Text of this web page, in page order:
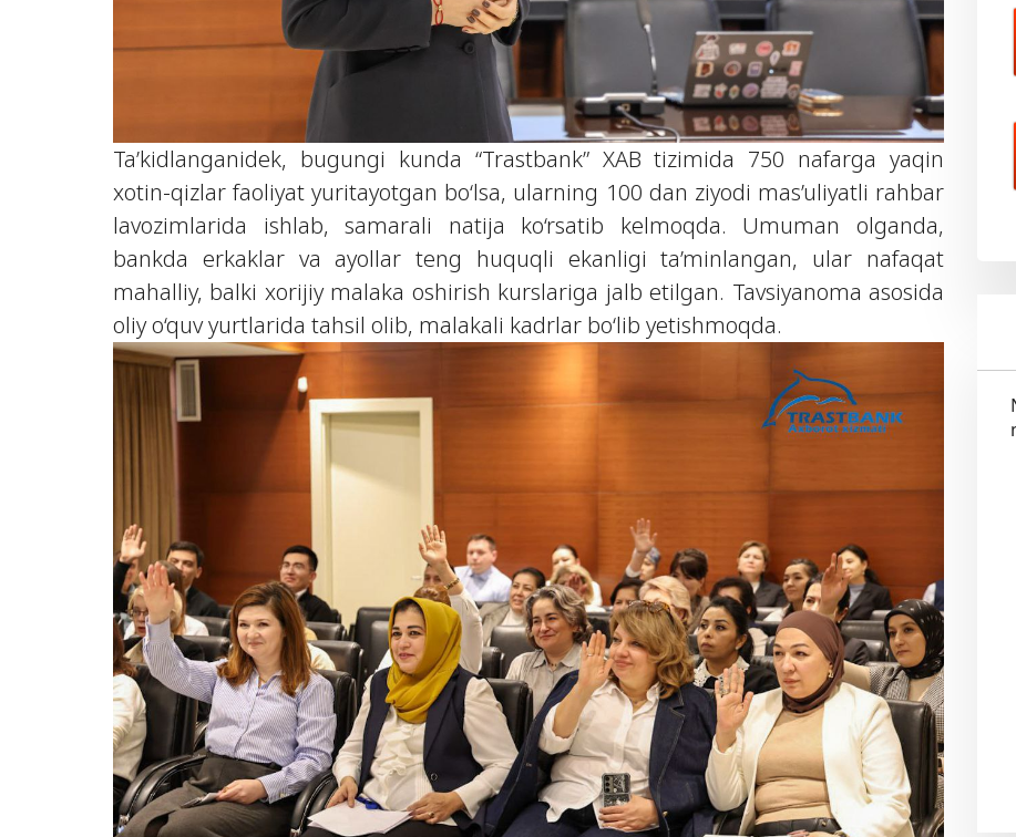
Ta’kidlanganidek, bugungi kunda “Trastbank” XAB tizimida 750 nafarga yaqin
xotin-qizlar faoliyat yuritayotgan bo‘lsa, ularning 100 dan ziyodi mas’uliyatli rahbar
lavozimlarida ishlab, samarali natija ko‘rsatib kelmoqda. Umuman olganda,
bankda erkaklar va ayollar teng huquqli ekanligi ta’minlangan, ular nafaqat
mahalliy, balki xorijiy malaka oshirish kurslariga jalb etilgan. Tavsiyanoma asosida
oliy o‘quv yurtlarida tahsil olib, malakali kadrlar bo‘lib yetishmoqda.